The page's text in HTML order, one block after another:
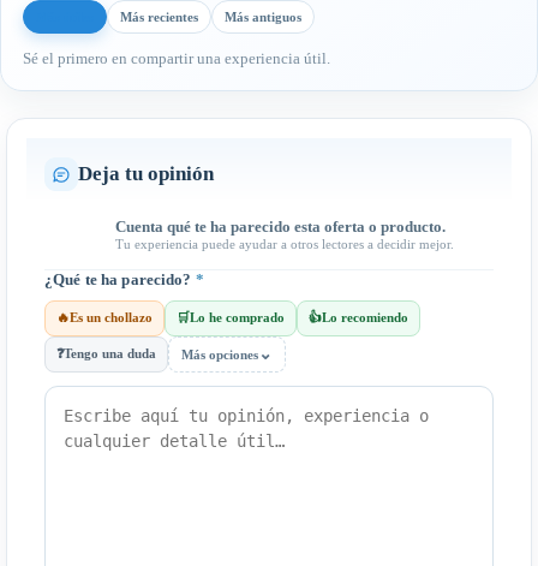
Más recientes Más antiguos
Sé el primero en compartir una experiencia útil.
Deja tu opinión
Cuenta qué te ha parecido esta oferta o producto.
Tu experiencia puede ayudar a otros lectores a decidir mejor.
¿Qué te ha parecido? *
🔥Es un chollazo 🛒Lo he comprado 👍Lo recomiendo
❓Tengo una duda Más opciones ⌄